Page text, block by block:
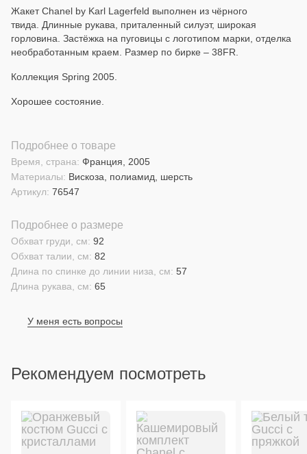
Жакет Chanel by Karl Lagerfeld выполнен из чёрного
твида. Длинные рукава, приталенный силуэт, широкая
горловина. Застёжка на пуговицы с логотипом марки, отделка
необработанным краем. Размер по бирке – 38FR.
Коллекция Spring 2005.
Хорошее состояние.
Подробнее о товаре
Материалы: Вискоза, полиамид, шерсть
Время, страна: Франция, 2005
Артикул: 76547
Подробнее о размере
Длина рукава, см: 65
Длина по спинке до линии низа, см: 57
Обхват талии, см: 82
Обхват груди, см: 92
У меня есть вопросы
Рекомендуем посмотреть